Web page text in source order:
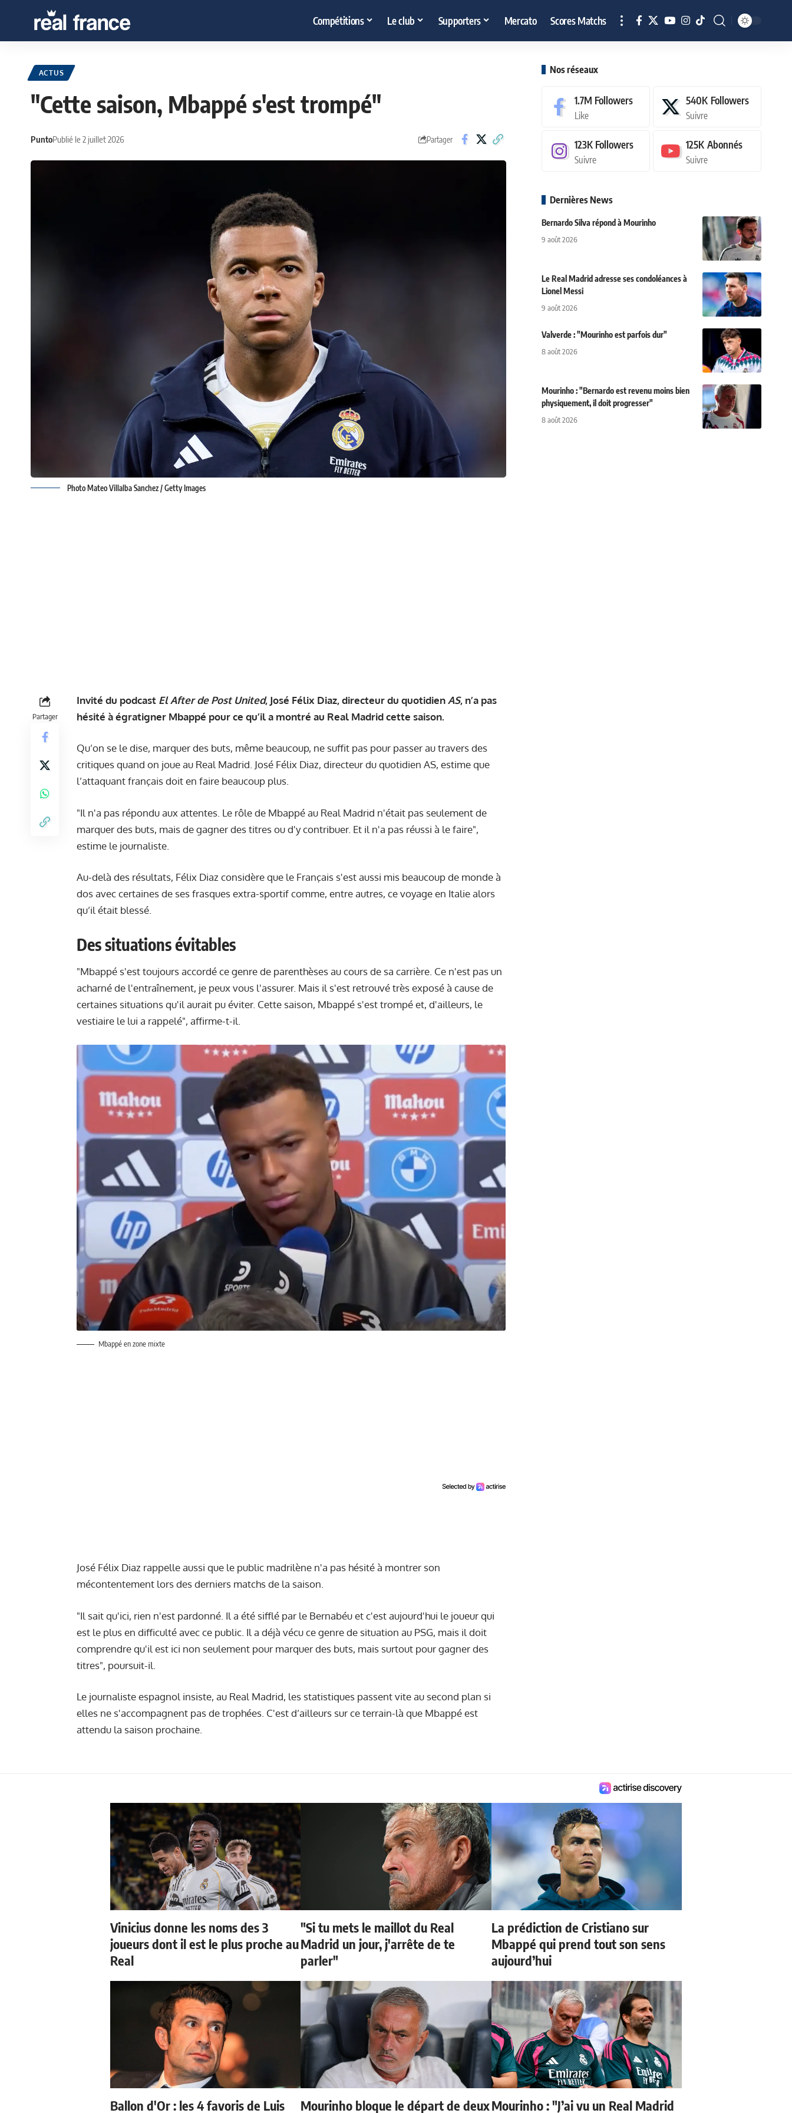
Compétitions Le club Supporters Mercato Scores Matchs
ACTUS
"Cette saison, Mbappé s'est trompé"
PuntoPublié le 2 juillet 2026 Partager
Photo Mateo Villalba Sanchez / Getty Images
Partager
Invité du podcast El After de Post United, José Félix Diaz, directeur du quotidienAS, n’a pas
hésité à égratigner Mbappé pour ce qu’il a montré au Real Madrid cette saison.
Qu’on se le dise, marquer des buts, même beaucoup, ne suffit pas pour passer au travers des
critiques quand on joue au Real Madrid. José Félix Diaz, directeur du quotidien AS, estime que
l’attaquant français doit en faire beaucoup plus.
"Il n'a pas répondu aux attentes. Le rôle de Mbappé au Real Madrid n'était pas seulement de
marquer des buts, mais de gagner des titres ou d'y contribuer. Et il n'a pas réussi à le faire",
estime le journaliste.
Au-delà des résultats, Félix Diaz considère que le Français s'est aussi mis beaucoup de monde à
dos avec certaines de ses frasques extra-sportif comme, entre autres, ce voyage en Italie alors
qu’il était blessé.
Des situations évitables
"Mbappé s'est toujours accordé ce genre de parenthèses au cours de sa carrière. Ce n'est pas un
acharné de l'entraînement, je peux vous l'assurer. Mais il s'est retrouvé très exposé à cause de
certaines situations qu'il aurait pu éviter. Cette saison, Mbappé s'est trompé et, d'ailleurs, le
vestiaire le lui a rappelé", affirme-t-il.
Mbappé en zone mixte
José Félix Diaz rappelle aussi que le public madrilène n'a pas hésité à montrer son
mécontentement lors des derniers matchs de la saison.
"Il sait qu'ici, rien n'est pardonné. Il a été sifflé par le Bernabéu et c'est aujourd'hui le joueur qui
est le plus en difficulté avec ce public. Il a déjà vécu ce genre de situation au PSG, mais il doit
comprendre qu'il est ici non seulement pour marquer des buts, mais surtout pour gagner des
titres", poursuit-il.
Le journaliste espagnol insiste, au Real Madrid, les statistiques passent vite au second plan si
elles ne s'accompagnent pas de trophées. C'est d’ailleurs sur ce terrain-là que Mbappé est
attendu la saison prochaine.
Nos réseaux
1.7M Followers
Like
540K Followers
Suivre
123K Followers
Suivre
125K Abonnés
Suivre
Dernières News
Bernardo Silva répond à Mourinho
9 août 2026
Le Real Madrid adresse ses condoléances à
Lionel Messi
9 août 2026
Valverde : "Mourinho est parfois dur"
8 août 2026
Mourinho : "Bernardo est revenu moins bien
physiquement, il doit progresser"
8 août 2026
Vinicius donne les noms des 3
joueurs dont il est le plus proche au
Real
"Si tu mets le maillot du Real
Madrid un jour, j'arrête de te
parler"
La prédiction de Cristiano sur
Mbappé qui prend tout son sens
aujourd’hui
Ballon d'Or : les 4 favoris de Luis Mourinho bloque le départ de deuxMourinho : "J’ai vu un Real Madrid